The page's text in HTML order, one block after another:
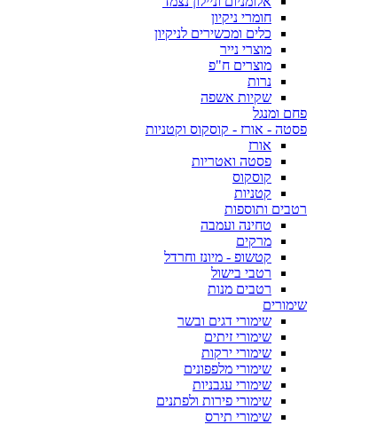
חומרי ניקיון
כלים ומכשירים לניקיון
מוצרי נייר
מוצרים ח"פ
נרות
שקיות אשפה
פחם ומנגל
פסטה - אורז - קוסקוס וקטניות
אורז
פסטה ואטריות
קוסקוס
קטניות
רטבים ותוספות
טחינה ועמבה
מרקים
קטשופ - מיונז וחרדל
רטבי בישול
רטבים מנות
שימורים
שימורי דגים ובשר
שימורי זיתים
שימורי ירקות
שימורי מלפפונים
שימורי עגבניות
שימורי פירות ולפתנים
שימורי תירס